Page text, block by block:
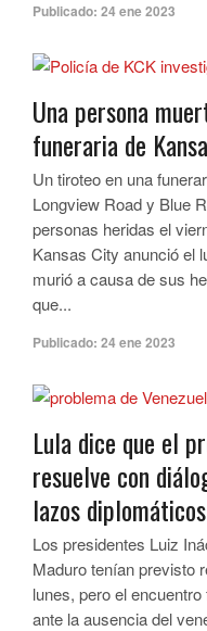
Publicado: 24 ene 2023
Una persona
funeraria de
Un tiroteo en una
Longview Road y Blue
personas heridas el
Kansas City anunció el
murió a causa de sus
que...
Publicado: 24 ene 2023
Lula dice que el
resuelve con
lazos diplomáticos
Los presidentes Luiz
Maduro tenían previsto
lunes, pero el
ante la ausencia del